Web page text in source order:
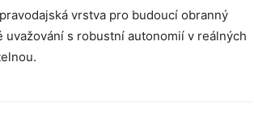
vrstva pro budoucí obranný
s robustní autonomií v reálných